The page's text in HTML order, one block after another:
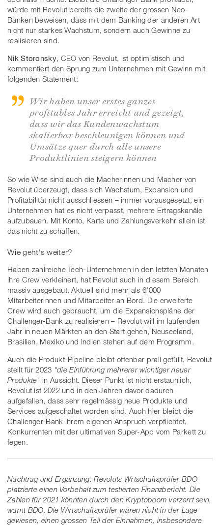
würde mit Revolut bereits die zweite der grossen Neo-
Banken beweisen, dass mit dem Banking der anderen Art
nicht nur starkes Wachstum, sondern auch Gewinne zu
realisieren sind.
Nik Storonsky, CEO von Revolut, ist optimistisch und
kommentiert den Sprung zum Unternehmen mit Gewinn mit
folgenden Statement:
Wir haben unser erstes ganzes
profitables Jahr erreicht und gezeigt,
dass wir das Kundenwachstum
skalierbar beschleunigen können und
Umsätze quer durch alle unsere
Produktlinien steigern können
So wie Wise sind auch die Macherinnen und Macher von
Revolut überzeugt, dass sich Wachstum, Expansion und
Profitabilität nicht ausschliessen – immer vorausgesetzt, ein
Unternehmen hat es nicht verpasst, mehrere Ertragskanäle
aufzubauen. Mit Konto, Karte und Zahlungsverkehr allein ist
das nicht zu schaffen.
Wie geht's weiter?
Haben zahlreiche Tech-Unternehmen in den letzten Monaten
ihre Crew verkleinert, hat Revolut auch in diesem Bereich
massiv ausgebaut. Aktuell sind mehr als 6'000
Mitarbeiterinnen und Mitarbeiter an Bord. Die erweiterte
Crew wird auch gebraucht, um die Expansionspläne der
Challenger-Bank zu realisieren – Revolut will im laufenden
Jahr in neuen Märkten an den Start gehen, Neuseeland,
Brasilien, Mexiko und Indien stehen auf dem Programm.
Auch die Produkt-Pipeline bleibt offenbar prall gefüllt, Revolut
stellt für 2023 "die Einführung mehrerer wichtiger neuer
Produkte" in Aussicht. Dieser Punkt ist nicht erstaunlich,
Revolut ist 2022 und in den Jahren davor dadurch
aufgefallen, dass sehr regelmässig neue Produkte und
Services aufgeschaltet worden sind. Auch hier bleibt die
Challenger-Bank ihrem eigenen Anspruch verpflichtet,
Konkurrenten mit der ultimativen Super-App vom Parkett zu
fegen.
Nachtrag und Ergänzung: Revoluts Wrtschaftsprüfer BDO
platzierte einen Vorbehalt zum testierten Finanzbericht. Die
Zahlen für 2021 könnten durch den Kryptoboom verzerrt sein,
warnt BDO. Die Wirtschaftsprüfer wären nicht in der Lage
gewesen, einen grossen Teil der Einnahmen, insbesondere